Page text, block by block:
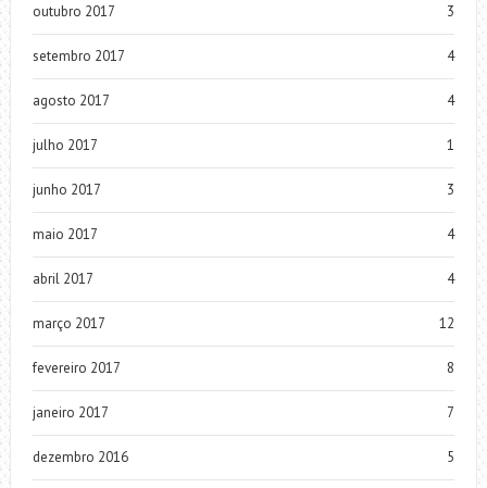
outubro 2017 3
setembro 2017 4
agosto 2017 4
julho 2017 1
junho 2017 3
maio 2017 4
abril 2017 4
março 2017 12
fevereiro 2017 8
janeiro 2017 7
dezembro 2016 5